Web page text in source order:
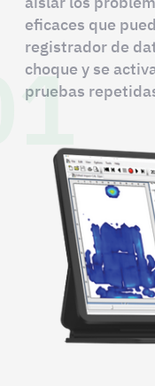
eficaces que
registrador de
choque y se
pruebas